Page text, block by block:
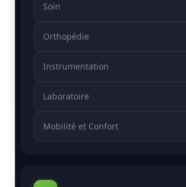
Soin
Orthopédie
Instrumentation
Laboratoire
Mobilité et Confort